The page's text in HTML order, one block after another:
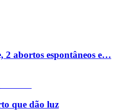
2 abortos espontâneos e…
que dão luz